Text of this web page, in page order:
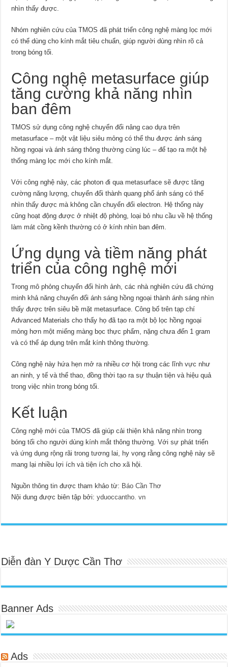
nhìn thấy được.
Nhóm nghiên cứu của TMOS đã phát triển công nghệ màng lọc mới
có thể dùng cho kính mắt tiêu chuẩn, giúp người dùng nhìn rõ cả
trong bóng tối.
Công nghệ metasurface giúp
tăng cường khả năng nhìn
ban đêm
TMOS sử dụng công nghệ chuyển đổi nâng cao dựa trên
metasurface – một vật liệu siêu mỏng có thể thu được ánh sáng
hồng ngoại và ánh sáng thông thường ​​cùng lúc – để tạo ra một hệ
thống màng lọc mới cho kính mắt.
Với công nghệ này, các photon đi qua metasurface sẽ được tăng
cường năng lượng, chuyển đổi thành quang phổ ánh sáng có thể
nhìn thấy được mà không cần chuyển đổi electron. Hệ thống này
cũng hoạt động được ở nhiệt độ phòng, loại bỏ nhu cầu về hệ thống
làm mát cồng kềnh thường có ở kính nhìn ban đêm.
Ứng dụng và tiềm năng phát
triển của công nghệ mới
Trong mô phỏng chuyển đổi hình ảnh, các nhà nghiên cứu đã chứng
minh khả năng chuyển đổi ánh sáng hồng ngoại thành ánh sáng nhìn
thấy được trên siêu bề mặt metasurface. Công bố trên tạp chí
Advanced Materials cho thấy họ đã tạo ra một bộ lọc hồng ngoại
mỏng hơn một miếng màng bọc thực phẩm, nặng chưa đến 1 gram
và có thể áp dụng trên mắt kính thông thường.
Công nghệ này hứa hẹn mở ra nhiều cơ hội trong các lĩnh vực như
an ninh, y tế và thể thao, đồng thời tạo ra sự thuận tiện và hiệu quả
trong việc nhìn trong bóng tối.
Kết luận
Công nghệ mới của TMOS đã giúp cải thiện khả năng nhìn trong
bóng tối cho người dùng kính mắt thông thường. Với sự phát triển
và ứng dụng rộng rãi trong tương lai, hy vọng rằng công nghệ này sẽ
mang lại nhiều lợi ích và tiện ích cho xã hội.
Nguồn thông tin được tham khảo từ: Báo Cần Thơ
Nội dung được biên tập bởi:yduoccantho. vn
Diễn đàn Y Dược Cần Thơ
Banner Ads
Ads